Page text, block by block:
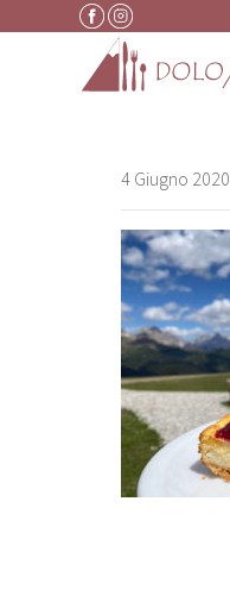
Vai al contenuto
4 Giugno 2020